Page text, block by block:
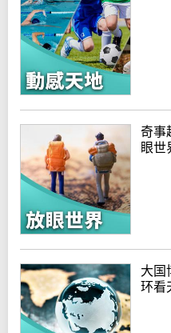
奇事
眼世
大国
环看